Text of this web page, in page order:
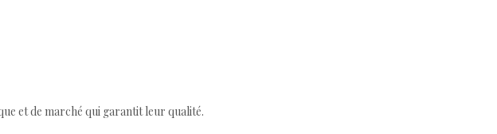
et de marché qui garantit leur qualité.